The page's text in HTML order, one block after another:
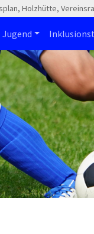
Holzhütte,
Jugend